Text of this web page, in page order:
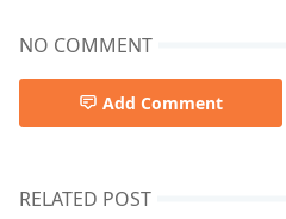
NO COMMENT
Add Comment
RELATED POST